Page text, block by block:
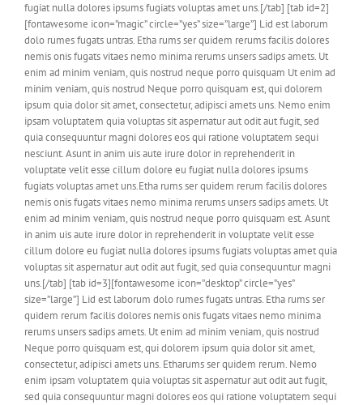
fugiat nulla dolores ipsums fugiats voluptas amet uns.[/tab] [tab id=2]
[fontawesome icon=”magic” circle=”yes” size=”large”] Lid est laborum
dolo rumes fugats untras. Etha rums ser quidem rerums facilis dolores
nemis onis fugats vitaes nemo minima rerums unsers sadips amets. Ut
enim ad minim veniam, quis nostrud neque porro quisquam Ut enim ad
minim veniam, quis nostrud Neque porro quisquam est, qui dolorem
ipsum quia dolor sit amet, consectetur, adipisci amets uns. Nemo enim
ipsam voluptatem quia voluptas sit aspernatur aut odit aut fugit, sed
quia consequuntur magni dolores eos qui ratione voluptatem sequi
nesciunt. Asunt in anim uis aute irure dolor in reprehenderit in
voluptate velit esse cillum dolore eu fugiat nulla dolores ipsums
fugiats voluptas amet uns.Etha rums ser quidem rerum facilis dolores
nemis onis fugats vitaes nemo minima rerums unsers sadips amets. Ut
enim ad minim veniam, quis nostrud neque porro quisquam est. Asunt
in anim uis aute irure dolor in reprehenderit in voluptate velit esse
cillum dolore eu fugiat nulla dolores ipsums fugiats voluptas amet quia
voluptas sit aspernatur aut odit aut fugit, sed quia consequuntur magni
uns.[/tab] [tab id=3][fontawesome icon=”desktop” circle=”yes”
size=”large”] Lid est laborum dolo rumes fugats untras. Etha rums ser
quidem rerum facilis dolores nemis onis fugats vitaes nemo minima
rerums unsers sadips amets. Ut enim ad minim veniam, quis nostrud
Neque porro quisquam est, qui dolorem ipsum quia dolor sit amet,
consectetur, adipisci amets uns. Etharums ser quidem rerum. Nemo
enim ipsam voluptatem quia voluptas sit aspernatur aut odit aut fugit,
sed quia consequuntur magni dolores eos qui ratione voluptatem sequi